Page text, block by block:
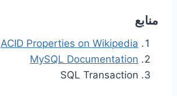
منابع
ACID Properties on Wikipedia
MySQL Documentation
SQL Transaction